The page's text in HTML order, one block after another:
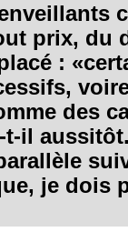
prix, du
:
des
t-il
je dois